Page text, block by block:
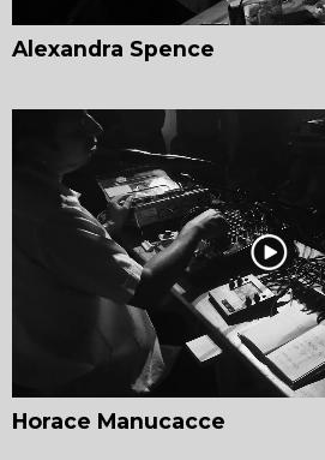
Alexandra Spence
Horace Manucacce